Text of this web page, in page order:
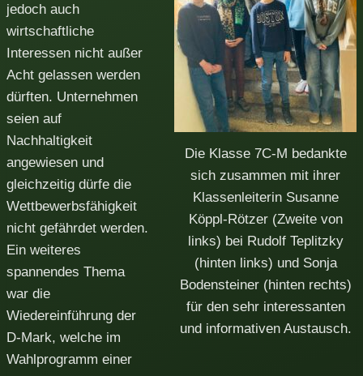
Die Klasse 7C-M bedankte
sich zusammen mit ihrer
Klassenleiterin Susanne
Köppl-Rötzer (Zweite von
links) bei Rudolf Teplitzky
(hinten links) und Sonja
Bodensteiner (hinten rechts)
für den sehr interessanten
und informativen Austausch.
jedoch auch
wirtschaftliche
Interessen nicht außer
Acht gelassen werden
dürften. Unternehmen
seien auf
Nachhaltigkeit
angewiesen und
gleichzeitig dürfe die
Wettbewerbsfähigkeit
nicht gefährdet werden.
Ein weiteres
spannendes Thema
war die
Wiedereinführung der
D-Mark, welche im
Wahlprogramm einer